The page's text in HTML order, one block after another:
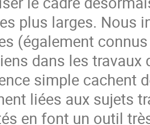
plus larges. Nous
(également
dans les
simple cachent
liées aux sujets
en font un outil